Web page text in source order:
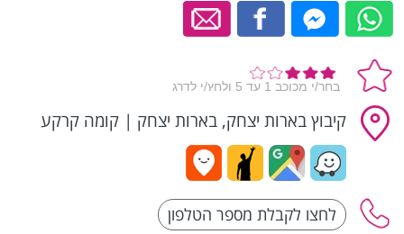
קיבוץ בארות יצחק, בארות יצחק | קומה קרקע